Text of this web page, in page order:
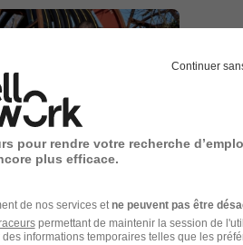
Continuer
pour rendre votre recherche
plus efficace.
de nos services et ne peuvent pas être
permettant de maintenir la session de
informations temporaires telles que les